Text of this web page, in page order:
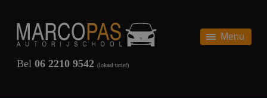
AUTORIJBEWIJS
THEORIE
Bel 06 2210 9542 (lokaal tarief)
Menu